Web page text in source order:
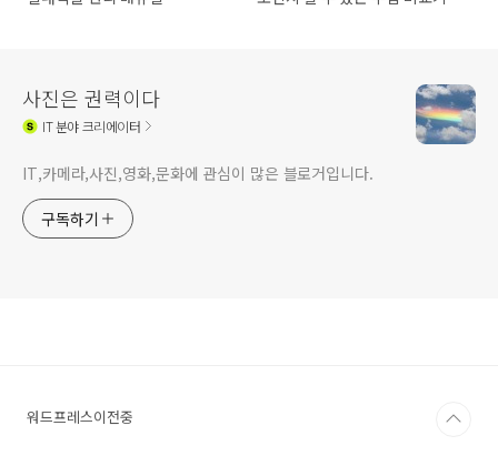
사진은 권력이다
IT분야 크리에이터
IT,카메라,사진,영화,문화에 관심이 많은 블로거입니다.
구독하기
워드프레스이전중